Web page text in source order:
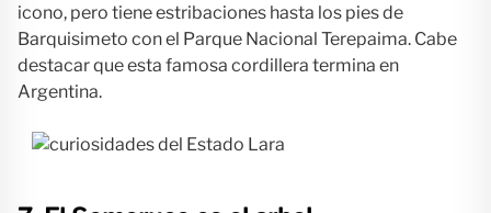
icono, pero tiene estribaciones hasta los pies de
Barquisimeto con el Parque Nacional Terepaima. Cabe
destacar que esta famosa cordillera termina en
Argentina.